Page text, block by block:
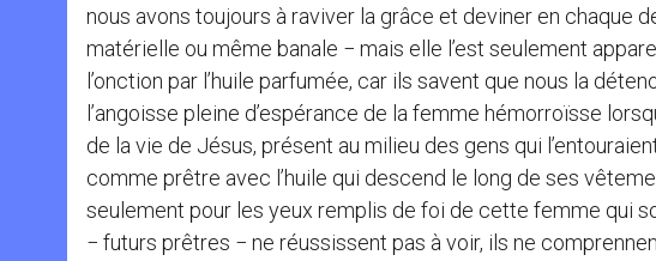
nous avons toujours à raviver la grâce et deviner en chaque
matérielle ou même banale − mais elle l’est seulement
l’onction par l’huile parfumée, car ils savent que nous la
l’angoisse pleine d’espérance de la femme hémorroïsse
de la vie de Jésus, présent au milieu des gens qui
comme prêtre avec l’huile qui descend le long de ses
seulement pour les yeux remplis de foi de cette femme qui
− futurs prêtres − ne réussissent pas à voir, ils ne